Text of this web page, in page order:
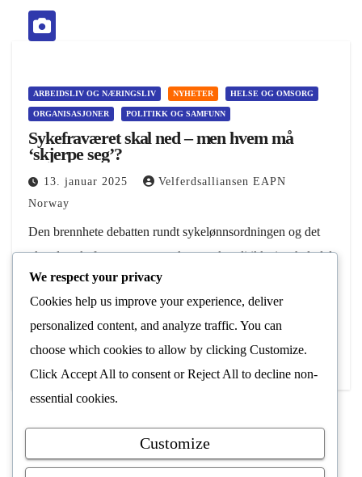
ARBEIDSLIV OG NÆRINGSLIV NYHETER HELSE OG OMSORG
ORGANISASJONER POLITIKK OG SAMFUNN
Sykefraværet skal ned – men hvem må
‘skjerpe seg’?
13. januar 2025
Velferdsalliansen EAPN
Norway
Den brennhete debatten rundt sykelønnsordningen og det
økende sykefraværet som rocket norsk politikk siste halvdel
av 2024 følger oss inn i valgåret 2025. Selv om isfronten
mellom LO og NHO ser ut…
Les Mer
We respect your privacy
Cookies help us improve your experience, deliver
personalized content, and analyze traffic. You can
choose which cookies to allow by clicking Customize.
Click Accept All to consent orReject All to decline non-
essential cookies.
Customize